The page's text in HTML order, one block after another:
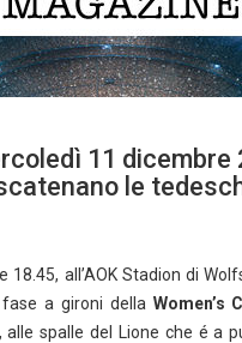
11 dicembre
le
18.45, all’AOK Stadion di
a gironi della Women’s
spalle del Lione che é a